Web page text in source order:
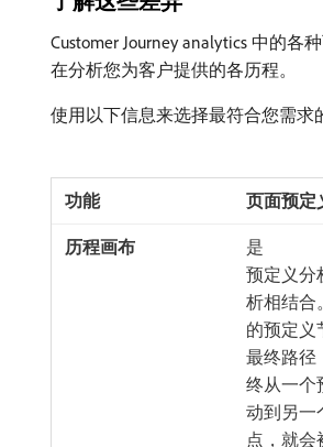
Customer Journey analytics 中的各
在分析您为客户提供的各历程。
使用以下信息来选择最符合您需求
页面预定
是
预定义分
析相结合
的预定义
最终路径
终从一个
动到另一
点，就会